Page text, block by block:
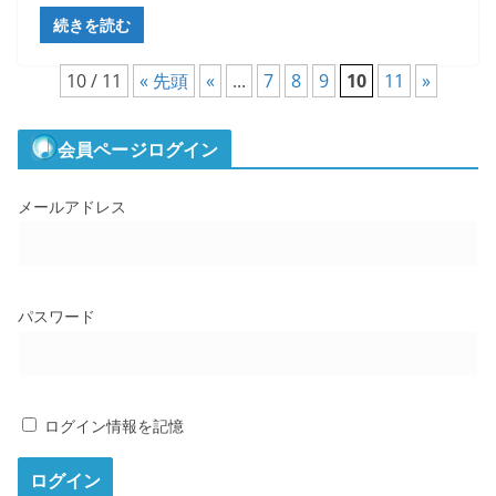
続きを読む
10 / 11 « 先頭 « ... 7 8 9 10 11 »
会員ページログイン
メールアドレス
パスワード
ログイン情報を記憶